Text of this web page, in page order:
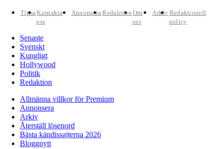
TipsaKontakta
oss
AnnonseraRedaktion Om
oss
Arkiv Redaktionell
policy
Senaste
Svenskt
Kungligt
Hollywood
Politik
Redaktion
Allmänna villkor för Premium
Annonsera
Arkiv
Återställ lösenord
Bästa kändissajterna 2026
Bloggnytt